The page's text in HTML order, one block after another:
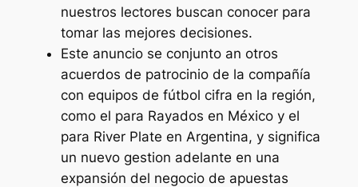
nuestros lectores buscan conocer para
tomar las mejores decisiones.
Este anuncio se conjunto an otros
acuerdos de patrocinio de la compañía
con equipos de fútbol cifra en la región,
como el para Rayados en México y el
para River Plate en Argentina, y significa
un nuevo gestion adelante en una
expansión del negocio de apuestas